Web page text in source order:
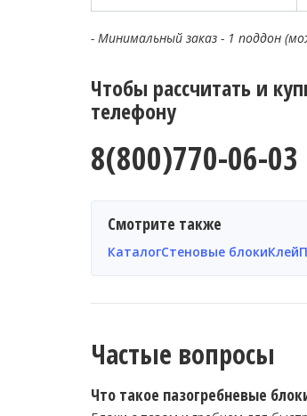
- Минимальный заказ - 1 поддон
Чтобы рассчитать и
телефону
8(800)770-06-
Смотрите также
КаталогСтеновые блокиКлей
Частые вопросы
Что такое пазогребневые